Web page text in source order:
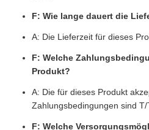
F: Wie lange dauert die
A: Die Lieferzeit für dieses
F: Welche
Produkt?
A: Die für dieses Produkt
Zahlungsbedingungen sind T/
F: Welche